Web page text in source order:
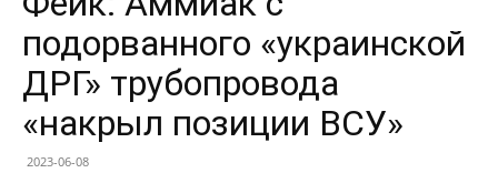
подорванного «украинской
ДРГ» трубопровода
«накрыл позиции ВСУ»
2023-06-08